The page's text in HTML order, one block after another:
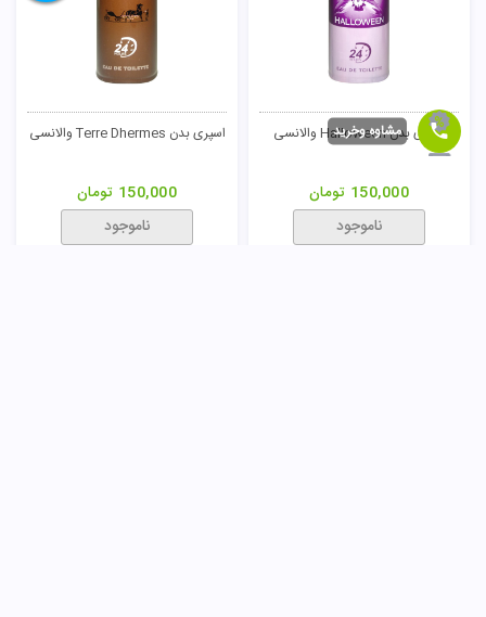
اسپری بدن Halloween والانسی
150,000 تومان
ناموجود
اسپری بدن Terre Dhermes والانسی
150,000 تومان
ناموجود
مشاوه وخرید